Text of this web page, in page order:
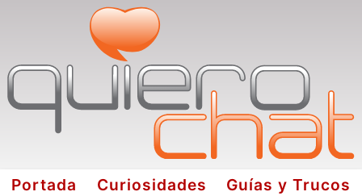
Portada Curiosidades
Guías y Trucos